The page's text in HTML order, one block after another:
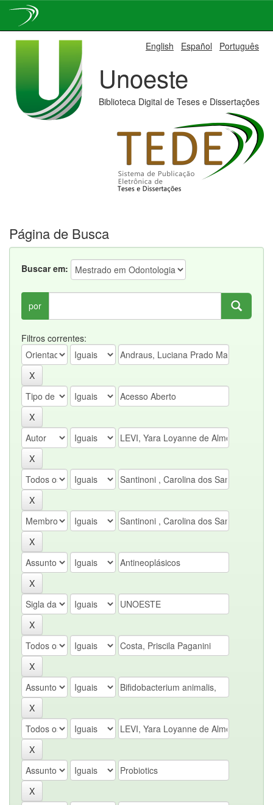
English Español Português
Unoeste
Biblioteca Digital de Teses e Dissertações
Página de Busca
Buscar em:
por
Filtros correntes: